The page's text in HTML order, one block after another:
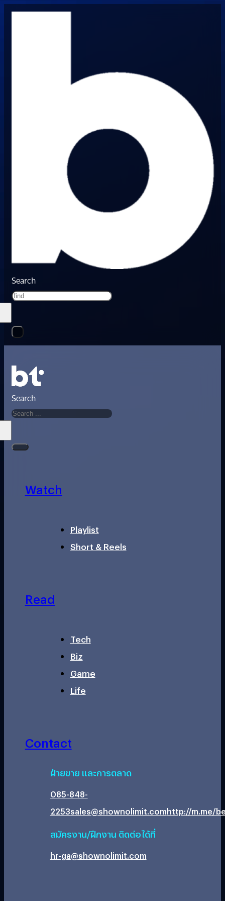
Search
Search
Watch
Playlist
Short & Reels
Read
Tech
Biz
Game
Life
Contact
ฝ่ายขาย และการตลาด
085-848-
2253sales@shownolimit.comhttp://m.me/
สมัครงาน/ฝึกงาน ติดต่อได้ที่
hr-ga@shownolimit.com